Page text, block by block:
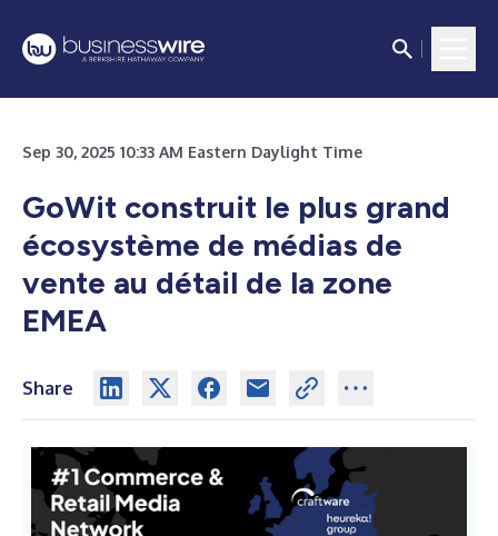
Sep 30, 2025 10:33 AM Eastern Daylight Time
GoWit construit le plus grand
écosystème de médias de
vente au détail de la zone
EMEA
Share